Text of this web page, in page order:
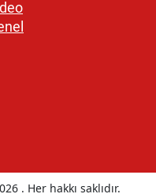
. Her hakkı saklıdır.